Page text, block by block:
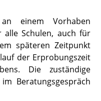
einem Vorhaben
alle Schulen, auch für
späteren Zeitpunkt
der Erprobungszeit
Die zuständige
Beratungsgespräch